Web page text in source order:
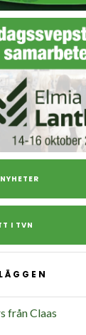
I TVN
från Claas